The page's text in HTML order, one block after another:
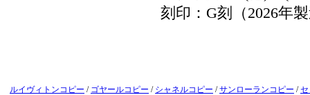
刻印：G刻（2026年
ルイヴィトンコピー / ゴヤールコピー / シャネルコピー /サンローランコピー /